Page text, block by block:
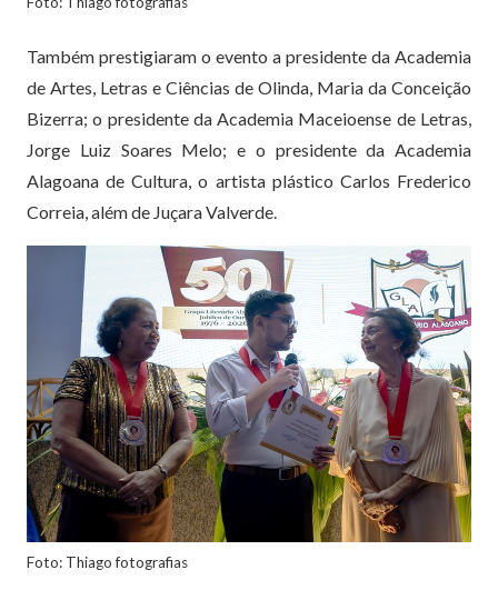
Também prestigiaram o evento a presidente da Academia
de Artes, Letras e Ciências de Olinda, Maria da Conceição
Bizerra; o presidente da Academia Maceioense de Letras,
Jorge Luiz Soares Melo; e o presidente da Academia
Alagoana de Cultura, o artista plástico Carlos Frederico
Correia, além de Juçara Valverde.
Foto: Thiago fotografias